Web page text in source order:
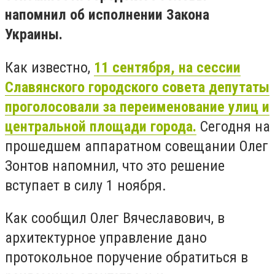
напомнил об исполнении Закона
Украины.
Как известно, 11 сентября, на сессии
Славянского городского совета депутаты
проголосовали за переименование улиц и
центральной площади города. Сегодня на
прошедшем аппаратном совещании Олег
Зонтов напомнил, что это решение
вступает в силу 1 ноября.
Как сообщил Олег Вячеславович, в
архитектурное управление дано
протокольное поручение обратиться в